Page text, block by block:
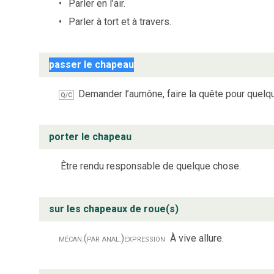
Parler en l’air.
Parler à tort et à travers.
passer le chapeau
Q/C Demander l’aumône, faire la quête pour
porter le chapeau
Être rendu responsable de quelque chose.
sur les chapeaux de roue(s)
mécan.(par anal.)expression À vive allure.